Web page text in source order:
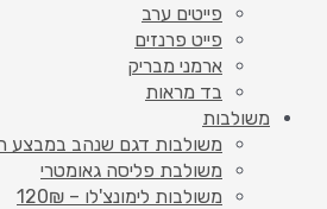
פייטים ערב
פייט פרנזים
ארמני מבריק
בד מראות
משולבות
משולבות דגם שנהב במבצע השקה!
משולבת פליסה גאומטרי
משולבות לימונצ'לו – 120₪